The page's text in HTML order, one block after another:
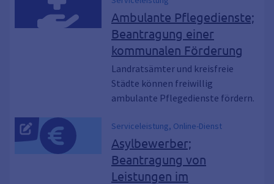
Ambulante Pflegedienste;
Beantragung einer
kommunalen Förderung
Landratsämter und kreisfreie
Städte können freiwillig
ambulante Pflegedienste fördern.
Serviceleistung, Online-Dienst
Asylbewerber;
Beantragung von
Leistungen im